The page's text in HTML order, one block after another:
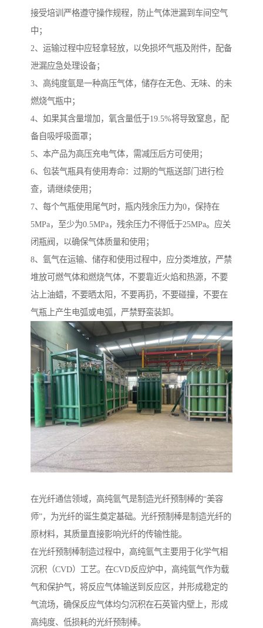
接受培训严格遵守操作规程，防止气体泄漏到车间空气
中；
2、运输过程中应轻拿轻放，以免损坏气瓶及附件，配备
泄漏应急处理设备；
3、高纯度氩是一种高压气体，储存在无色、无味、的未
燃烧气瓶中；
4、如果其含量增加，氧含量低于19.5%将导致窒息，配
备自吸呼吸面罩；
5、本产品为高压充电气体，需减压后方可使用；
6、包装气瓶具有使用寿命：过期的气瓶送部门进行检
查，请继续使用；
7、每个气瓶使用尾气时，瓶内残余压力为0，保持在
5MPa，至少为0.5MPa，残余压力不得低于25MPa。应关
闭瓶阀，以确保气体质量和使用；
8、氩气在运输、储存和使用过程中，应分类堆放，严禁
堆放可燃气体和燃烧气体，不要靠近火焰和热源，不要
沾上油蜡，不要晒太阳，不要再扔，不要碰撞，不要在
气瓶上产生电弧或电弧，严禁野蛮装卸。
在光纤通信领域，高纯氩气是制造光纤预制棒的“美容
师”，为光纤的诞生奠定基础。光纤预制棒是制造光纤的
原材料，其质量直接影响光纤的传输性能。
在光纤预制棒制造过程中，高纯氩气主要用于化学气相
沉积（CVD）工艺。在CVD反应炉中，高纯氩气作为载
气和保护气，将反应气体输送到反应区，并形成稳定的
气流场，确保反应气体均匀沉积在石英管内壁上，形成
高纯度、低损耗的光纤预制棒。